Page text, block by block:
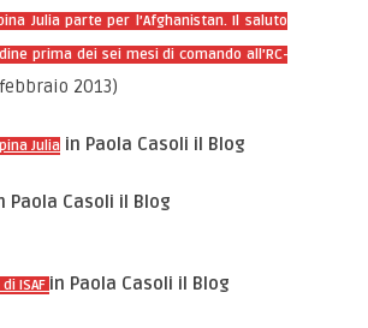
Julia parte per l’Afghanistan. Il saluto
prima dei sei mesi di comando all’RC-
2013)
Julia in Paola Casoli il Blog
Paola Casoli il Blog
ISAF in Paola Casoli il Blog